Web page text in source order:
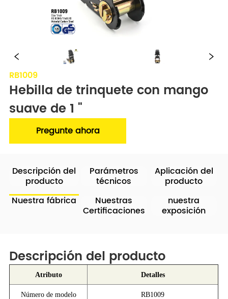
RB1009
Hebilla de trinquete con mango
suave de 1 "
Pregunte ahora
Descripción del
producto
Parámetros
técnicos
Aplicación del
producto
Nuestra fábrica
Nuestras
Certificaciones
nuestra
exposición
Descripción del producto
Atributo Detalles
Número de modelo RB1009